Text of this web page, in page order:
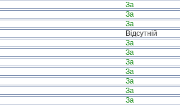
За
За
За
Відсутній
За
За
За
За
За
За
За